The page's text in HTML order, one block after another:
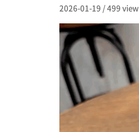
2026-01-19 /499 view